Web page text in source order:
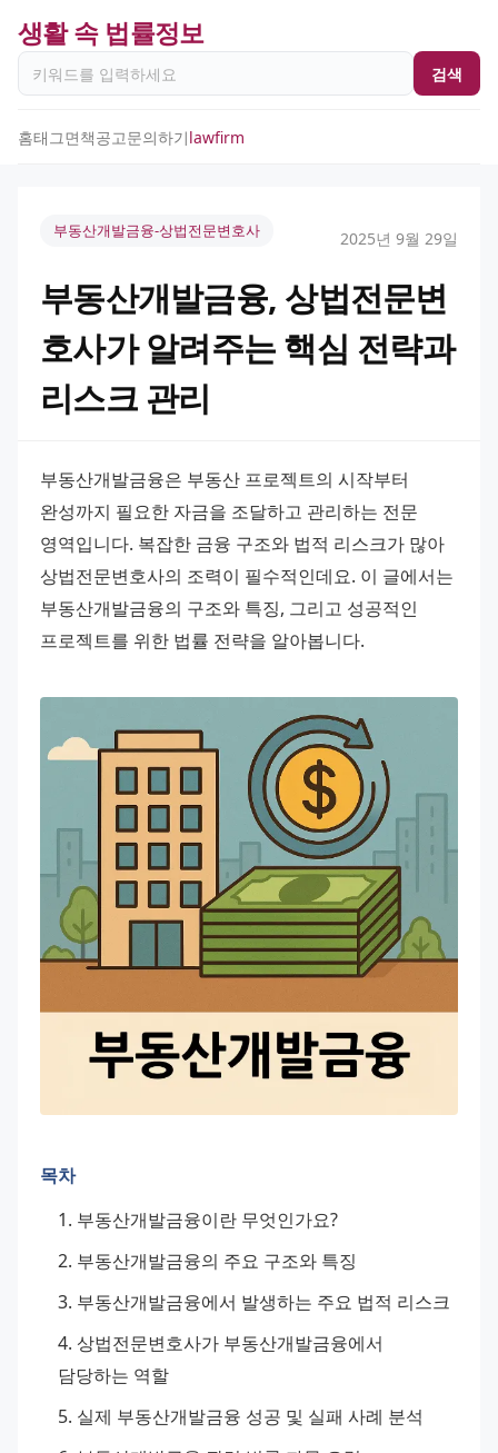
생활 속 법률정보
검색
홈태그면책공고문의하기lawfirm
부동산개발금융-상법전문변호사 2025년 9월 29일
부동산개발금융, 상법전문변
호사가 알려주는 핵심 전략과
리스크 관리
부동산개발금융은 부동산 프로젝트의 시작부터
완성까지 필요한 자금을 조달하고 관리하는 전문
영역입니다. 복잡한 금융 구조와 법적 리스크가 많아
상법전문변호사의 조력이 필수적인데요. 이 글에서는
부동산개발금융의 구조와 특징, 그리고 성공적인
프로젝트를 위한 법률 전략을 알아봅니다.
목차
부동산개발금융이란 무엇인가요?
부동산개발금융의 주요 구조와 특징
부동산개발금융에서 발생하는 주요 법적 리스크
상법전문변호사가 부동산개발금융에서
담당하는 역할
실제 부동산개발금융 성공 및 실패 사례 분석